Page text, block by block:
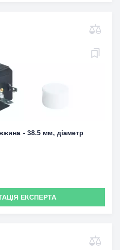
- 38.5 мм, діаметр
ЕКСПЕРТА